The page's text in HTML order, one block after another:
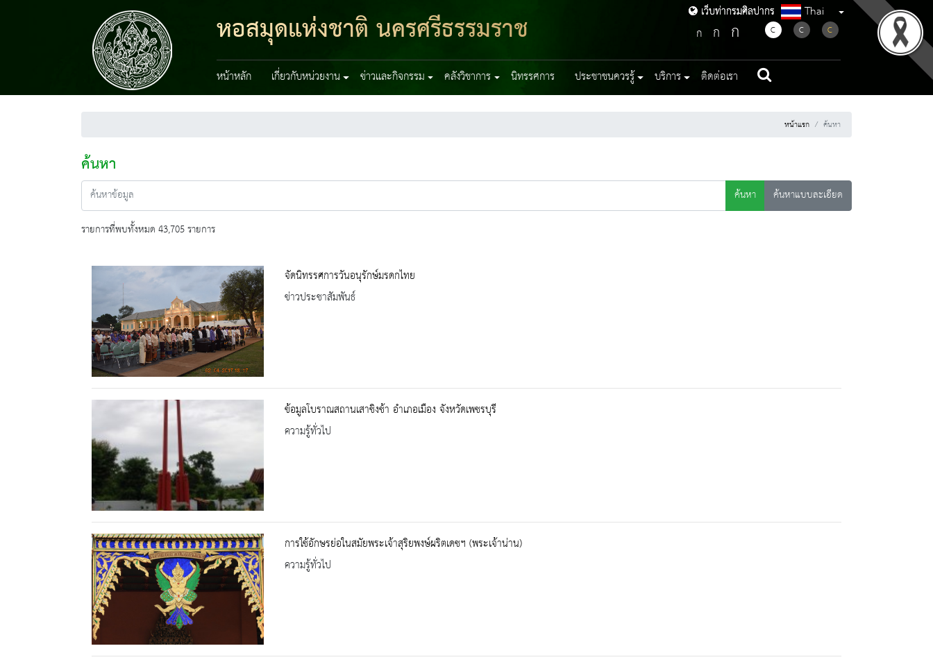
เว็บท่ากรมศิลปากร
หอสมุดแห่งชาติ นครศรีธรรมราช เว็บท่ากรมศิลปากร Thai
ก ก ก C C C
หน้าหลัก เกี่ยวกับหน่วยงาน ข่าวและกิจกรรม คลังวิชาการ นิทรรศการ ประชาชนควรรู้ บริการ ติดต่อเรา
หน้าแรก ค้นหา
ค้นหา
ค้นหา
ค้นหาแบบละเอียด
รายการที่พบทั้งหมด 43,705 รายการ
จัดนิทรรศการวันอนุรักษ์มรดกไทย
ข่าวประชาสัมพันธ์
ข้อมูลโบราณสถานเสาชิงช้า อำเภอเมือง จังหวัดเพชรบุรี
ความรู้ทั่วไป
การใช้อักษรย่อในสมัยพระเจ้าสุริยพงษ์ผริตเดชฯ (พระเจ้าน่าน)
ความรู้ทั่วไป